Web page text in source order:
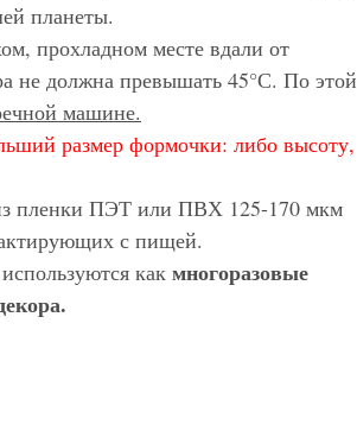
планеты.
прохладном месте вдали от
не должна превышать 45°С. По этой
машине.
размер формочки: либо высоту,
пленки ПЭТ или ПВХ 125-170 мкм
с пищей.
как многоразовые